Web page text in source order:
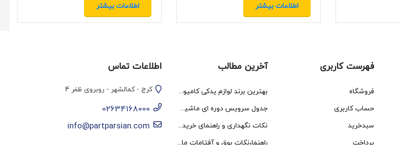
اطلاعات بیشتر اطلاعات بیشتر
فهرست کاربری
فروشگاه
حساب کاربری
سبدخرید
پرداخت
آخرین مطالب
بهترین برند لوازم یدکی کامیون در ایران کدام اند؟
جدول سرویس دوره‌ ای ماشین سنگین| چه قطعاتی را چه موقع عوض کنیم؟
نکات نگهداری و راهنمای خرید انواع لوازم یدکی کامیون
راهنما،نکات بوق و آفتامات ماشین های سنگین
اطلاعات تماس
کرج - کمالشهر - روبروی ظفر 4
02634168000
info@partparsian.com